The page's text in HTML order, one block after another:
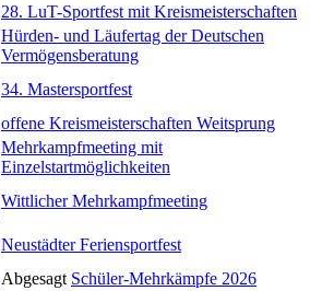
28. LuT-Sportfest mit Kreismeisterschaften
Hürden- und Läufertag der Deutschen
Vermögensberatung
34. Mastersportfest
offene Kreismeisterschaften Weitsprung
Mehrkampfmeeting mit
Einzelstartmöglichkeiten
Wittlicher Mehrkampfmeeting
Neustädter Feriensportfest
Abgesagt Schüler-Mehrkämpfe 2026